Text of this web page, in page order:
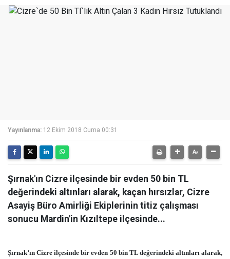
Yayınlanma: 12 Ekim 2018 Cuma 00:31
Şırnak'ın Cizre ilçesinde bir evden 50 bin TL
değerindeki altınları alarak, kaçan hırsızlar, Cizre
Asayiş Büro Amirliği Ekiplerinin titiz çalışması
sonucu Mardin'in Kızıltepe ilçesinde...
Şırnak’ın Cizre ilçesinde bir evden 50 bin TL değerindeki altınları alarak,